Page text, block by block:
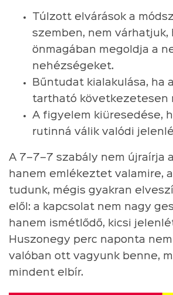
Túlzott elvárások a
szemben, nem várhatjuk,
önmagában megoldja a
nehézségeket.
Bűntudat kialakulása, ha
tartható következetesen
A figyelem kiüresedése,
rutinná válik valódi
A 7–7–7 szabály nem újraírja
hanem emlékeztet valamire,
tudunk, mégis gyakran
elől: a kapcsolat nem nagy
hanem ismétlődő, kicsi
Huszonegy perc naponta
valóban ott vagyunk benne,
mindent elbír.